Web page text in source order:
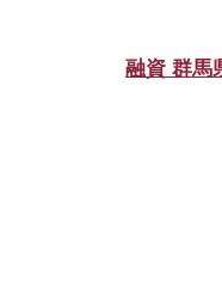
融資 群馬